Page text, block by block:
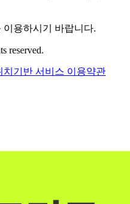
이용하시기 바랍니다.
reserved.
치기반 서비스 이용약관